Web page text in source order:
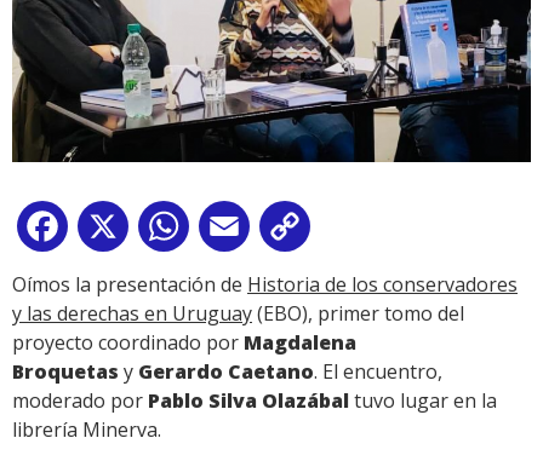
Facebook
X WhatsApp
Email
Link
Oímos la presentación de Historia de los conservadores
y las derechas en Uruguay(EBO), primer tomo del
proyecto coordinado por Magdalena
Broquetas y Gerardo Caetano. El encuentro,
moderado por Pablo Silva Olazábal tuvo lugar en la
librería Minerva.